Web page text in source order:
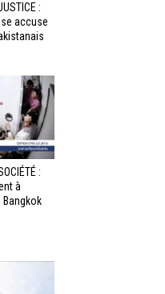
:
accuse
:
à
Bangkok